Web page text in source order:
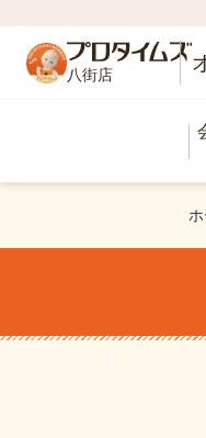
八街店